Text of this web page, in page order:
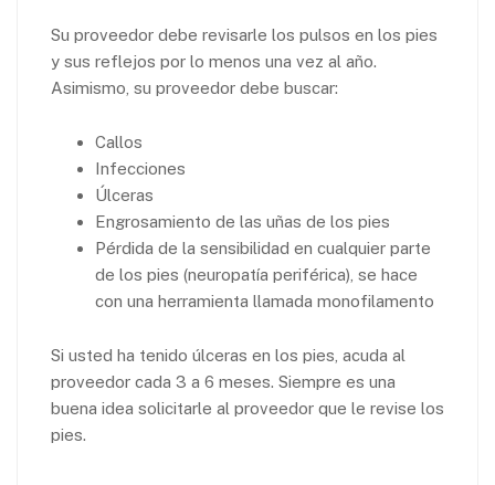
Su proveedor debe revisarle los pulsos en los pies
y sus reflejos por lo menos una vez al año.
Asimismo, su proveedor debe buscar:
Callos
Infecciones
Úlceras
Engrosamiento de las uñas de los pies
Pérdida de la sensibilidad en cualquier parte
de los pies (neuropatía periférica), se hace
con una herramienta llamada monofilamento
Si usted ha tenido úlceras en los pies, acuda al
proveedor cada 3 a 6 meses. Siempre es una
buena idea solicitarle al proveedor que le revise los
pies.